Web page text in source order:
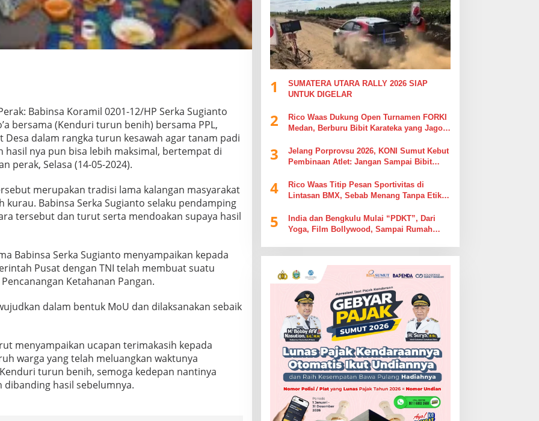
Babinsa Koramil 0201-12/HP Serka Sugianto
bersama (Kenduri turun benih) bersama PPL,
Desa dalam rangka turun kesawah agar tanam padi
hasil nya pun bisa lebih maksimal, bertempat di
perak, Selasa (14-05-2024).
merupakan tradisi lama kalangan masyarakat
kurau. Babinsa Serka Sugianto selaku pendamping
tersebut dan turut serta mendoakan supaya hasil
Babinsa Serka Sugianto menyampaikan kepada
Pusat dengan TNI telah membuat suatu
Ketahanan Pangan.
dalam bentuk MoU dan dilaksanakan sebaik
menyampaikan ucapan terimakasih kepada
warga yang telah meluangkan waktunya
turun benih, semoga kedepan nantinya
hasil sebelumnya.
1
SUMATERA UTARA RALLY 2026 SIAP
UNTUK DIGELAR
2
Rico Waas Dukung Open Turnamen FORKI
Medan, Berburu Bibit Karateka yang Jago
Komentar
3
Jelang Porprovsu 2026, KONI Sumut Kebut
Pembinaan Atlet: Jangan Sampai Bibit
4
Rico Waas Titip Pesan Sportivitas di
Lintasan BMX, Sebab Menang Tanpa Etika
5
India dan Bengkulu Mulai “PDKT”, Dari
Yoga, Film Bollywood, Sampai Rumah